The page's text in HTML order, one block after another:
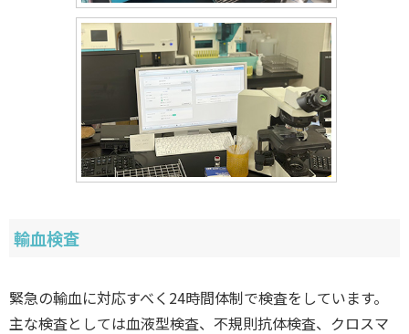
輸血検査
緊急の輸血に対応すべく24時間体制で検査をしています。
主な検査としては血液型検査、不規則抗体検査、クロスマ